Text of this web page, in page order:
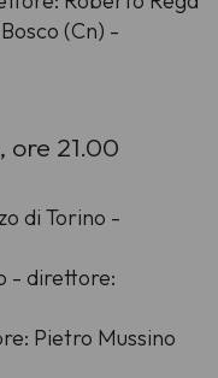
(Cn) -
ore 21.00
di Torino -
- direttore:
Pietro Mussino